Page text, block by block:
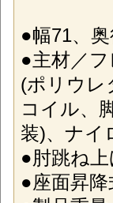
●幅71、
●主材／
(ポリウレ
コイル、
装)、ナイ
●肘跳ね
●座面昇降